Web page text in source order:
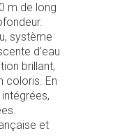
m de long
système
d’eau
brillant,
coloris. En
et